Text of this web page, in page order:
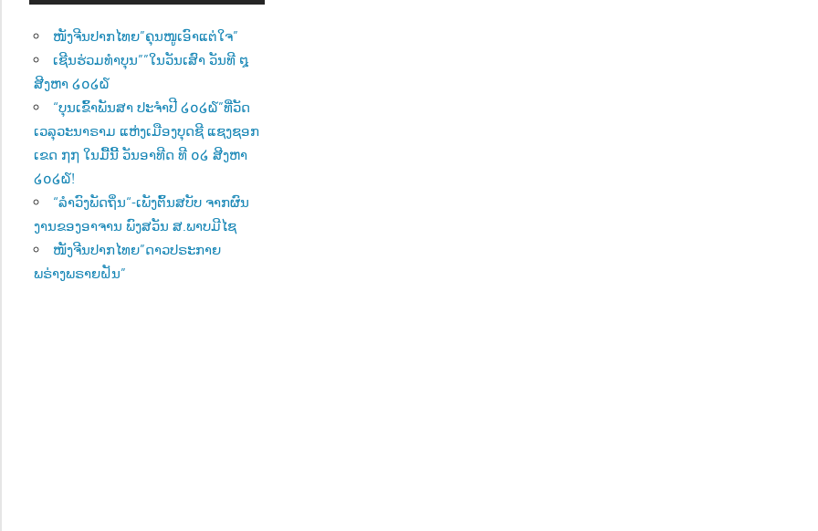
ໜັງຈີນປາກໄທຍ”ຄຸນໜູເອົາແຕ່ໃຈ”
ເຊີນຮ່ວມທຳບຸນ””ໃນວັນເສົາ ວັນທີ ໘
ສີງຫາ ໒໐໒໖
“ບຸນເຂົ້າພັນສາ ປະຈຳປີ ໒໐໒໖”ທີ່ວັດ
ເວລຸວະນາຣາມ ແຫ່ງເມືອງບຸດຊີ ແຊງຊອກ
ເຂດ ໗໗ ໃນມື້ນີ້ ວັນອາທີດ ທີ ໐໒ ສີງຫາ
໒໐໒໖!
“ລຳວົງພັດຖິ່ນ“-ເພັງຕົ້ນສບັບ ຈາກຜົນ
ງານຂອງອາຈານ ພົງສວັນ ສ.ພາບມີໄຊ
ໜັງຈີນປາກໄທຍ”ດາວປຣະກາຍ
ພຣ່າງພຣາຍຝັນ”